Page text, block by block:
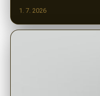
1. 7. 2026